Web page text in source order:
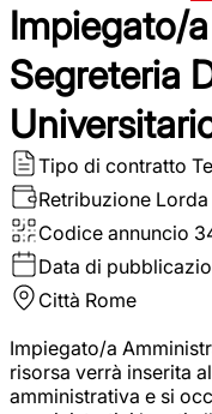
Impiegato/
Segreteria
Tipo di contratto
Retribuzione Lorda
Codice annuncio
Data di
Città Rome
Impiegato/a
risorsa verrà inserita
amministrativa e si